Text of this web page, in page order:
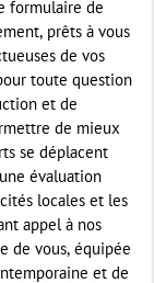
formulaire de
prêts à vous
de vos
toute question
et de
de mieux
se déplacent
évaluation
locales et les
appel à nos
de vous, équipée
et de